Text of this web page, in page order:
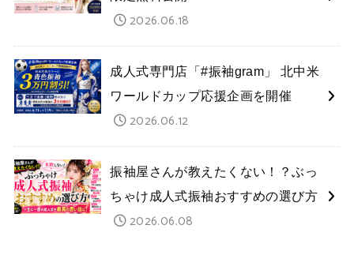
2026.06.18
成人式専門店「#振袖gram」 北中米
ワールドカップ応援企画を開催
2026.06.12
振袖屋さんが教えたくない！？ぶっ
ちゃけ成人式振袖おすすめの選び方
2026.06.08